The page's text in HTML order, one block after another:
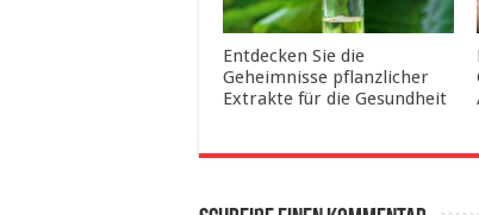
Entdecken Sie die
Geheimnisse pflanzlicher
Extrakte für die Gesundheit